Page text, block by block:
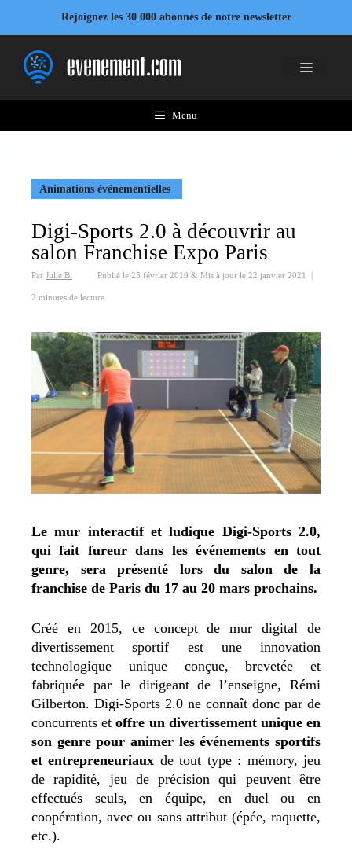
contenu
Rejoignez les 30 000 abonnés de notre newsletter
Menu
Menu
Animations événementielles
Digi-Sports 2.0 à découvrir au
salon Franchise Expo Paris
Par Julie B. Publié le 25 février 2019 & Mis à jour le 22 janvier 2021 |
2 minutes de lecture
Le mur interactif et ludique Digi-Sports 2.0,
qui fait fureur dans les événements en tout
genre, sera présenté lors du salon de la
franchise de Paris du 17 au 20 mars prochains.
Créé en 2015, ce concept de mur digital de
divertissement sportif est une innovation
technologique unique conçue, brevetée et
fabriquée par le dirigeant de l’enseigne, Rémi
Gilberton. Digi-Sports 2.0 ne connaît donc par de
concurrents etoffre un divertissement unique en
son genre pour animer les événements sportifs
et entrepreneuriaux de tout type : mémory, jeu
de rapidité, jeu de précision qui peuvent être
effectués seuls, en équipe, en duel ou en
coopération, avec ou sans attribut (épée, raquette,
etc.).